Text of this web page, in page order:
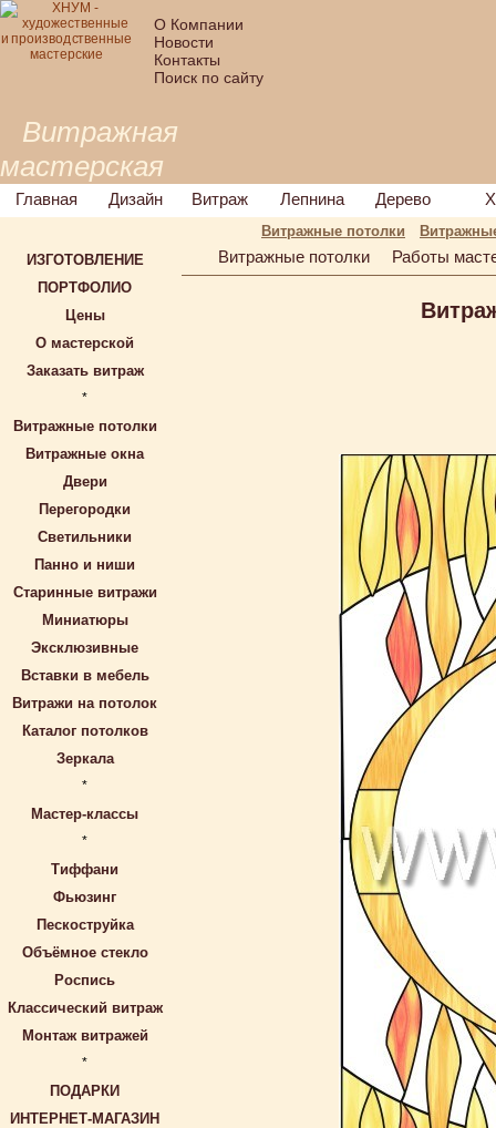
О Компании
Новости
Контакты
Поиск по сайту
Витражная
мастерская
Главная Дизайн Витраж Лепнина Дерево
Витражные потолки
ИЗГОТОВЛЕНИЕ
ПОРТФОЛИО
Цены
О мастерской
Заказать витраж
*
Витражные потолки
Витражные окна
Двери
Перегородки
Светильники
Панно и ниши
Старинные витражи
Миниатюры
Эксклюзивные
Вставки в мебель
Витражи на потолок
Каталог потолков
Зеркала
*
Мастер-классы
*
Тиффани
Фьюзинг
Пескоструйка
Объёмное стекло
Роспись
Классический витраж
Монтаж витражей
*
ПОДАРКИ
ИНТЕРНЕТ-МАГАЗИН
Витражные потолки Работы